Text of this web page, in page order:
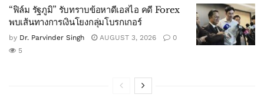
“ฟิล์ม รัฐภูมิ” รับทราบข้อหาดีเอสไอ คดี Forex
พบเส้นทางการเงินโยงกลุ่มโบรกเกอร์
by Dr. Parvinder Singh AUGUST 3, 2026
0
5